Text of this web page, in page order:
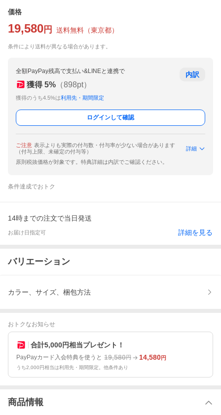
価格
19,580 円 送料無料 （東京都）
条件により送料が異なる場合があります。
全額PayPay残高で支払い&LINEと連携で
獲得 5% （898pt）
獲得のうち4.5%は利用先・期間限定
内訳
ログインして確認
ご注意 表示よりも実際の付与数・付与率が少ない場合があります
（付与上限、未確定の付与等）
詳細
原則税抜価格が対象です。特典詳細は内訳でご確認ください。
条件達成でおトク
14時までの注文で当日発送
お届け日指定可 詳細を見る
バリエーション
カラー、サイズ、梱包方法
おトクなお知らせ
合計5,000円相当プレゼント！
PayPayカード入会特典を使うと 19,580円 14,580円
うち2,000円相当は利用先・期間限定。他条件あり
商品情報